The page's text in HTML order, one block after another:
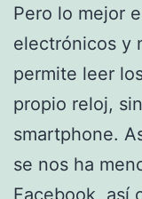
Pero lo mejor
electrónicos y
permite leer
propio reloj,
smartphone.
se nos ha
Facebook, así